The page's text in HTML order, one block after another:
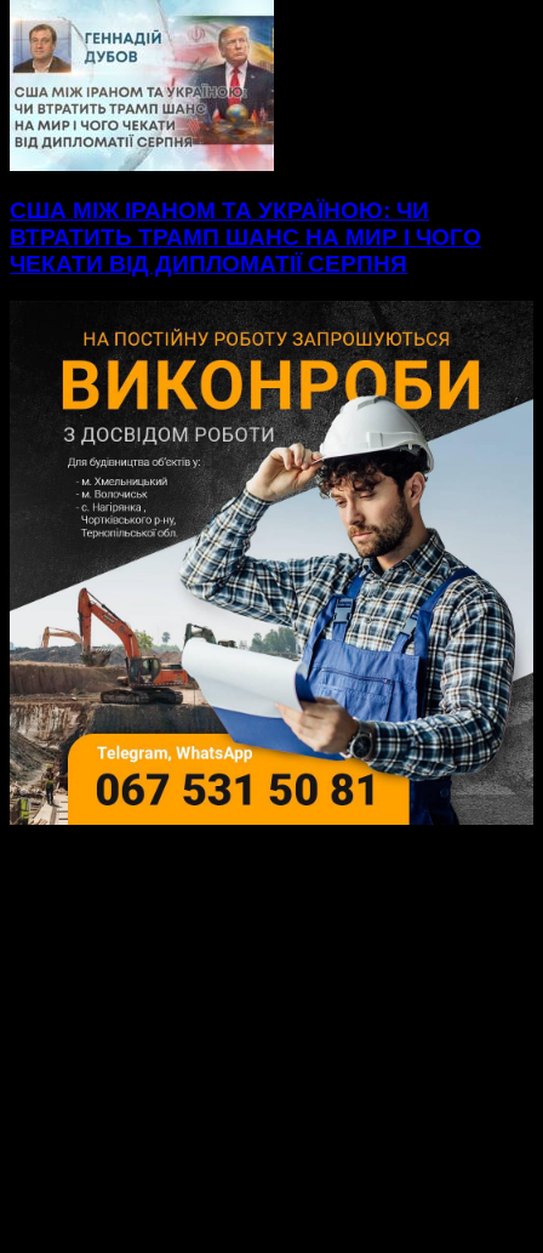
США МІЖ ІРАНОМ ТА УКРАЇНОЮ: ЧИ
ВТРАТИТЬ ТРАМП ШАНС НА МИР І ЧОГО
ЧЕКАТИ ВІД ДИПЛОМАТІЇ СЕРПНЯ